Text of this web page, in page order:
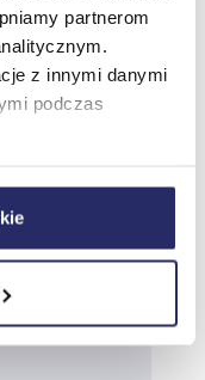
partnerom
z innymi danymi
podczas